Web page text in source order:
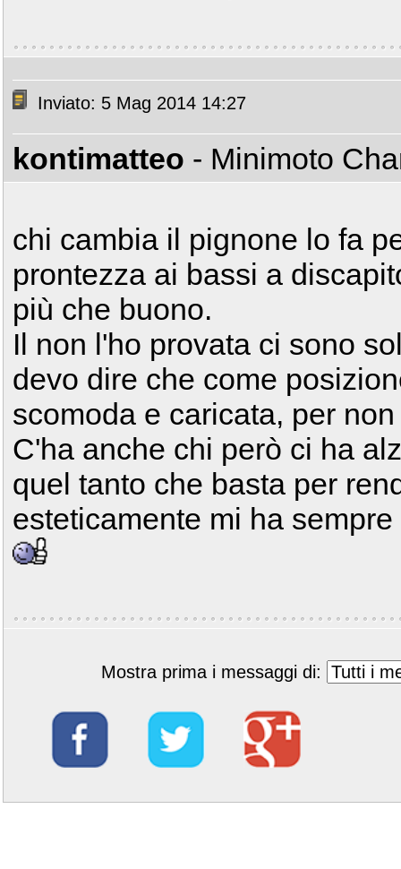
Inviato: 5 Mag 2014 14:27
kontimatteo - Minimoto
chi cambia il pignone lo fa
prontezza ai bassi a
più che buono.
Il non l'ho provata ci sono
devo dire che come
scomoda e caricata, per
C'ha anche chi però ci ha
quel tanto che basta per
esteticamente mi ha
Mostra prima i messaggi di: